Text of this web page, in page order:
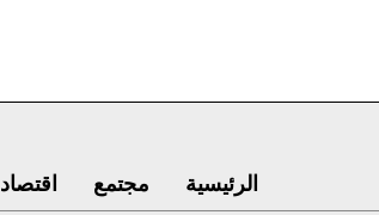
الرئيسية مجتمع اقتصاد